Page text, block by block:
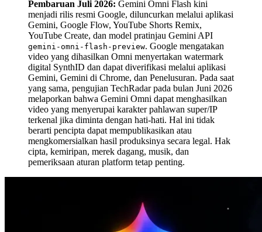
Pembaruan Juli 2026: Gemini Omni Flash kini
menjadi rilis resmi Google, diluncurkan melalui aplikasi
Gemini, Google Flow, YouTube Shorts Remix,
YouTube Create, dan model pratinjau Gemini API
gemini-omni-flash-preview. Google mengatakan
video yang dihasilkan Omni menyertakan watermark
digital SynthID dan dapat diverifikasi melalui aplikasi
Gemini, Gemini di Chrome, dan Penelusuran. Pada saat
yang sama, pengujian TechRadar pada bulan Juni 2026
melaporkan bahwa Gemini Omni dapat menghasilkan
video yang menyerupai karakter pahlawan super/IP
terkenal jika diminta dengan hati-hati. Hal ini tidak
berarti pencipta dapat mempublikasikan atau
mengkomersialkan hasil produksinya secara legal. Hak
cipta, kemiripan, merek dagang, musik, dan
pemeriksaan aturan platform tetap penting.